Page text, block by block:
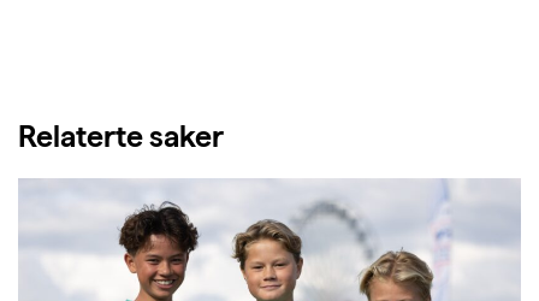
Relaterte saker